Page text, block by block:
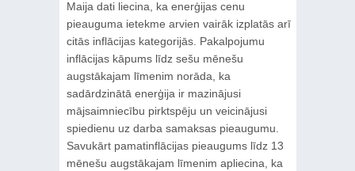
Maija dati liecina, ka enerģijas cenu
pieauguma ietekme arvien vairāk izplatās arī
citās inflācijas kategorijās. Pakalpojumu
inflācijas kāpums līdz sešu mēnešu
augstākajam līmenim norāda, ka
sadārdzinātā enerģija ir mazinājusi
mājsaimniecību pirktspēju un veicinājusi
spiedienu uz darba samaksas pieaugumu.
Savukārt pamatinflācijas pieaugums līdz 13
mēnešu augstākajam līmenim apliecina, ka